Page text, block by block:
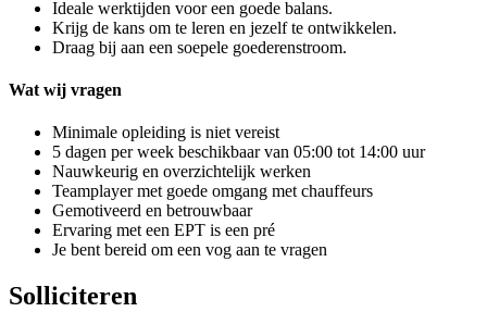
Ideale werktijden voor een goede balans.
Krijg de kans om te leren en jezelf te ontwikkelen.
Draag bij aan een soepele goederenstroom.
Wat wij vragen
Minimale opleiding is niet vereist
5 dagen per week beschikbaar van 05:00 tot 14:00 uur
Nauwkeurig en overzichtelijk werken
Teamplayer met goede omgang met chauffeurs
Gemotiveerd en betrouwbaar
Ervaring met een EPT is een pré
Je bent bereid om een vog aan te vragen
Solliciteren